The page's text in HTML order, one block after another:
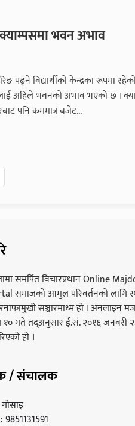
भवन अभाव
पढ्ने विद्यार्थीको केन्द्रका रूपमा
अहिले भवनको अभाव भएको छ ।
पनि कममात्र बजेट...
समर्पित विचारप्रधान Online
समाजको आमुल परिवर्तनको लागि
सञ्चारमाध्म हो । अनलाइन
१० गते तद्अनुसार ई.सं. २०१६ जनवरी
हो ।
/ संचालक